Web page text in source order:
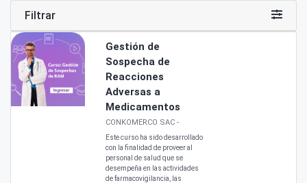
Filtrar
Gestión de
Sospecha de
Reacciones
Adversas a
Medicamentos
CONKOMERCO SAC -
Este curso ha sido desarrollado
con la finalidad de proveer al
personal de salud que se
desempeña en las actividades
de farmacovigilancia, las